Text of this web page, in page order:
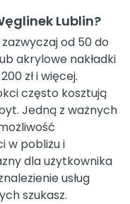
Lublin?
od 50 do
akrylowe nakładki
zł i więcej.
często kosztują
Jedną z ważnych
w pobliżu i
dla użytkownika
usług
szukasz.